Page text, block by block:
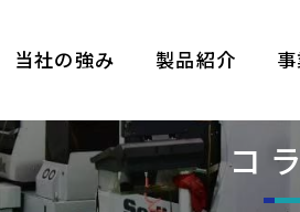
当社の強み 製品紹介
コ